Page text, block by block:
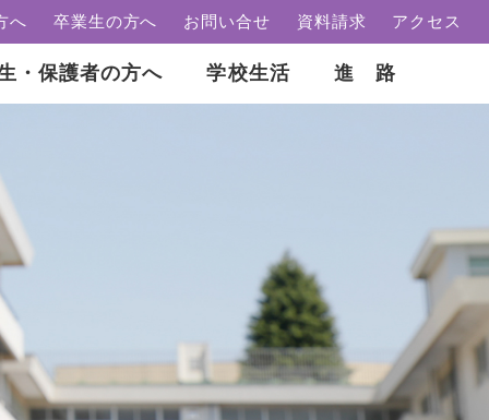
へ 卒業生の方へ お問い合せ 資料請求 アクセス
・保護者の方へ 学校生活 進 路